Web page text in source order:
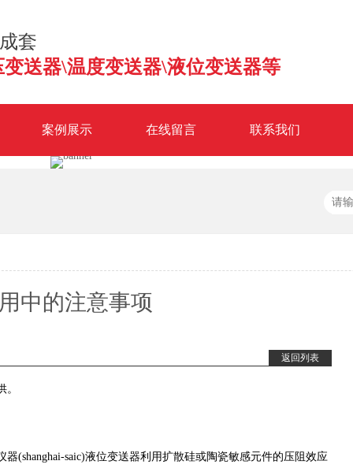
套
送器\温度变送器\液位变送器等
案例展示 在线留言 联系我们
中的注意事项
返回列表
(shanghai-saic)液位变送器利用扩散硅或陶瓷敏感元件的压阻效应